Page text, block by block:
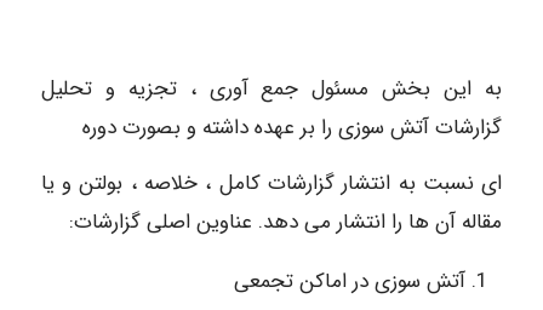
به این بخش مسئول جمع آوری ، تجزیه و تحلیل
گزارشات آتش سوزی را بر عهده داشته و بصورت دوره
ای نسبت به انتشار گزارشات کامل ، خلاصه ، بولتن و یا
مقاله آن ها را انتشار می دهد. عناوین اصلی گزارشات:
آتش سوزی در اماکن تجمعی